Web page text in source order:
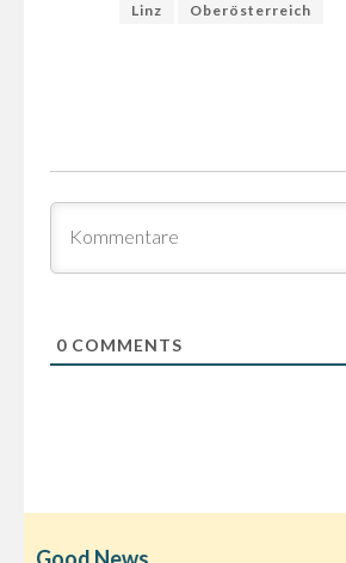
Linz
Oberösterreich
0COMMENTS